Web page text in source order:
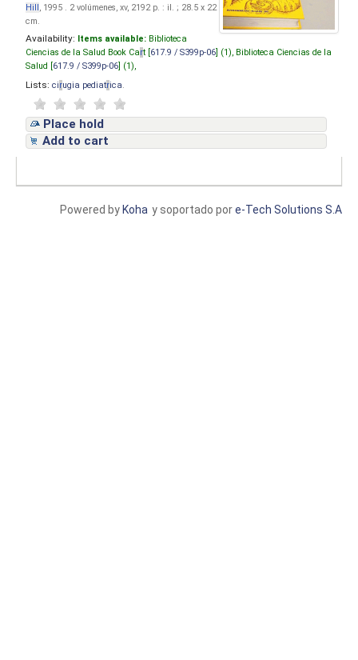
Hill, 1995 . 2 volúmenes, xv, 2192 p. : il. ; 28.5 x 22
cm.
Availability: Items available: Biblioteca
Ciencias de la Salud Book Cart [ 617.9 / S399p-06 ] (1), Biblioteca Ciencias de la
Salud [ 617.9 / S399p-06 ] (1),
Lists: cirugia pediatrica
Place hold
Add to cart
y soportado pore-Tech Solutions S.A
Powered by Koha